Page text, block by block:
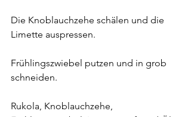
Die Knoblauchzehe schälen und die
Limette auspressen.
Frühlingszwiebel putzen und in grob
schneiden.
Rukola, Knoblauchzehe,